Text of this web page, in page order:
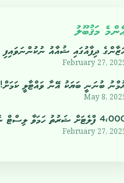
މަޤުބޫލު
ދިފާއުގައި ޝުއާއު ނުކުންނަވައިފި
February 27,
ބުނަނީ ބަޔަކު އޭނާ ވައްޓާލީ ކަމަށް!
May 8,
ފްލެޓަށް ޝަރުތު ހަމަވާ ލިސްޓް ނެރެފި
February 27,